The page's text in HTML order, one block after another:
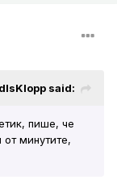
said:
пише, че
минутите,